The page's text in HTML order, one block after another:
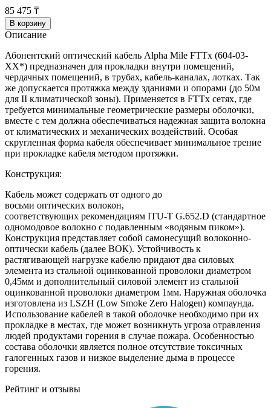
85 475 ₸
В корзину
Описание
Абонентский оптический кабель Alpha Mile FTTx (604-03-
XX*) предназначен для прокладки внутри помещений,
чердачных помещений, в трубах, кабель-каналах, лотках. Так
же допускается протяжка между зданиями и опорами (до 50м
для II климатической зоны). Применяется в FTTx сетях, где
требуется минимальные геометрические размеры оболочки,
вместе с тем должна обеспечиваться надежная защита волокна
от климатических и механических воздействий. Особая
скругленная форма кабеля обеспечивает минимальное трение
при прокладке кабеля методом протяжки.
Конструкция:
Кабель может содержать от одного до
восьми оптических волокон,
соответствующих рекомендациям ITU-T G.652.D (стандартное
одномодовое волокно с подавленным «водяным пиком»).
Конструкция представляет собой самонесущий волоконно-
оптически кабель (далее ВОК). Устойчивость к
растягивающей нагрузке кабелю придают два силовых
элемента из стальной оцинкованной проволоки диаметром
0,45мм и дополнительный силовой элемент из стальной
оцинкованной проволоки диаметром 1мм. Наружная оболочка
изготовлена из LSZH (Low Smoke Zero Halogen) компаунда.
Использование кабелей в такой оболочке необходимо при их
прокладке в местах, где может возникнуть угроза отравления
людей продуктами горения в случае пожара. Особенностью
состава оболочки является полное отсутствие токсичных
галогенных газов и низкое выделение дыма в процессе
горения.
Рейтинг и отзывы